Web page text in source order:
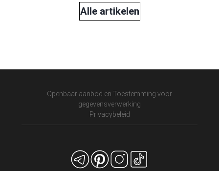
Alle artikelen
Openbaar aanbod en Toestemming voor
gegevensverwerking
Privacybeleid